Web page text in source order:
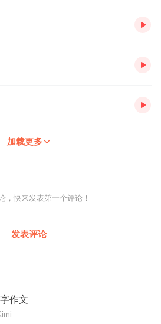
加载更多
，快来发表第一个评论！
发表评论
作文